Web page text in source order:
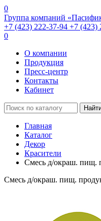
0
Группа компаний
+7 (423) 222-37-94 +7 (423)
0
О компании
Продукция
Пресс-центр
Контакты
Кабинет
Главная
Каталог
Декор
Красители
Смесь д/окраш.
Смесь д/окраш. пищ.